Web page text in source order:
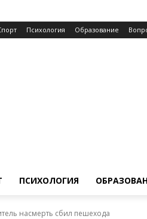
Психология Образование
ПСИХОЛОГИЯ
насмерть сбил пешехода